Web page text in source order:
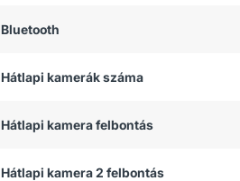
Bluetooth
Hátlapi kamerák száma
Hátlapi kamera felbontás
Hátlapi kamera 2 felbontás